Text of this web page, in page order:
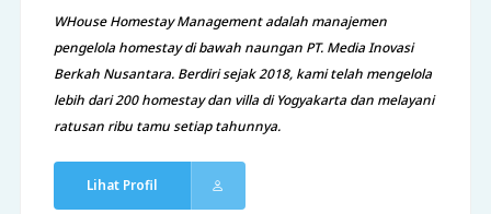
WHouse Homestay Management adalah manajemen
pengelola homestay di bawah naungan PT. Media Inovasi
Berkah Nusantara. Berdiri sejak 2018, kami telah mengelola
lebih dari 200 homestay dan villa di Yogyakarta dan melayani
ratusan ribu tamu setiap tahunnya.
Lihat Profil